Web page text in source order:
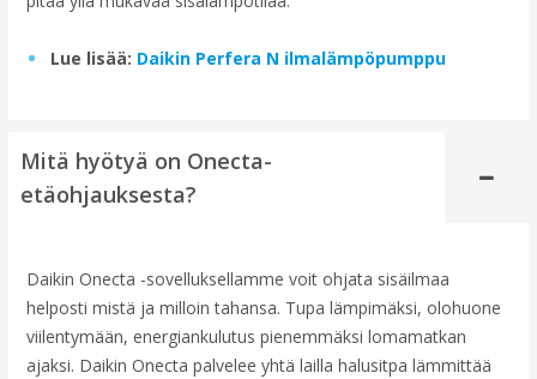
Lue lisää: Daikin Perfera N ilmalämpöpumppu
Mitä hyötyä on Onecta-
etäohjauksesta?
Daikin Onecta -sovelluksellamme voit ohjata sisäilmaa
helposti mistä ja milloin tahansa. Tupa lämpimäksi, olohuone
viilentymään, energiankulutus pienemmäksi lomamatkan
ajaksi. Daikin Onecta palvelee yhtä lailla halusitpa lämmittää